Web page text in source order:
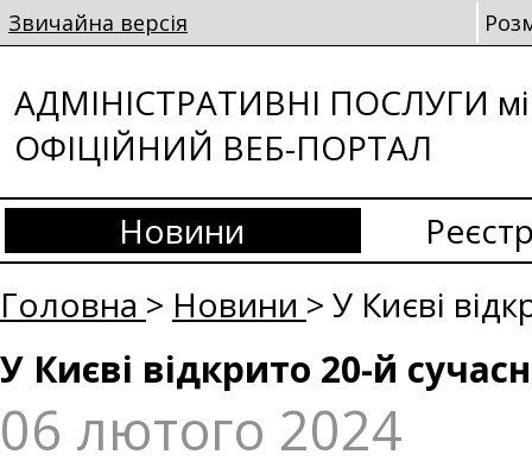
Звичайна версія
АДМІНІСТРАТИВНІ ПОСЛУГИ
ОФІЦІЙНИЙ ВЕБ-ПОРТАЛ
Новини
Головна > Новини > У Києві
У Києві відкрито 20-й
06 лютого 2024